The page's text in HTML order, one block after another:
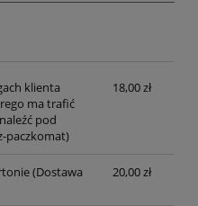
płatności
klienta
ma trafić
pod
paczkomat)
18,00 zł
(Dostawa
20,00 zł